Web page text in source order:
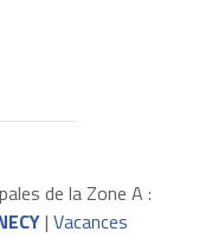
de la Zone A :
| Vacances